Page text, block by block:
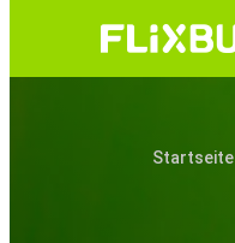
Startseite